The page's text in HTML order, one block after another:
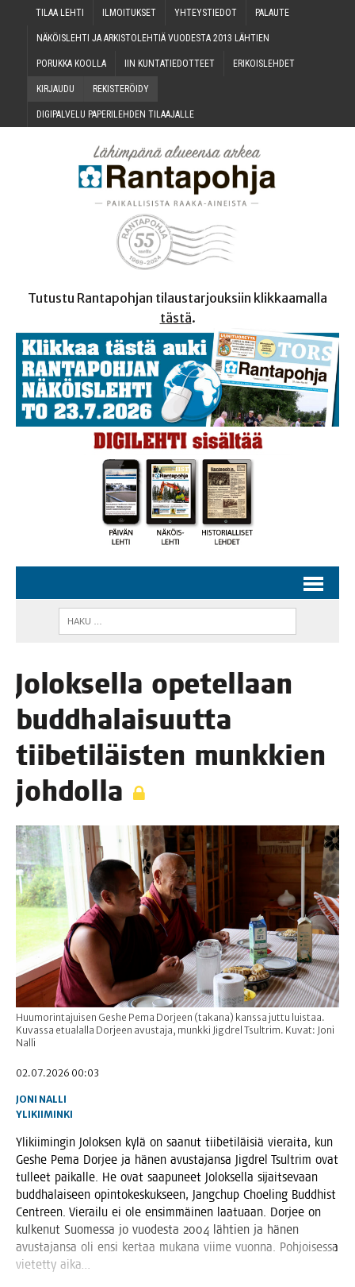
TILAA LEH­TI ILMOI­TUK­SET YHTEYS­TIE­DOT PALAU­TE
NÄKÖIS­LEH­TI JA ARKIS­TO­LEH­TIÄ VUO­DES­TA 2013 LÄHTIEN
PORUK­KA KOOLLA IIN KUN­TA­TIE­DOT­TEET ERI­KOIS­LEH­DET
KIR­JAU­DU REKIS­TE­RÖI­DY
DIGI­PAL­VE­LU PAPE­RI­LEH­DEN TILAAJALLE
Tutustu Rantapohjan tilaustarjouksiin klikkaamalla
tästä.
Jolok­sel­la ope­tel­laan
budd­ha­lai­suut­ta
tii­be­ti­läis­ten munk­kien
johdolla
Huumorintajuisen Geshe Pema Dorjeen (takana) kanssa juttu luistaa.
Kuvassa etualalla Dorjeen avustaja, munkki Jigdrel Tsultrim. Kuvat: Joni
Nalli
02.07.2026 00:03
JONI NALLI
YLIKIIMINKI
Yli­kii­min­gin Jolok­sen kylä on saa­nut tii­be­ti­läi­siä vie­rai­ta, kun
Ges­he Pema Dor­jee ja hänen avus­ta­jan­sa Jigdrel Tsult­rim ovat
tul­leet pai­kal­le. He ovat saa­pu­neet Jolok­sel­la sijait­se­vaan
budd­ha­lai­seen opin­to­kes­kuk­seen, Jangc­hup Choe­ling Budd­hist
Cent­reen. Vie­rai­lu ei ole ensim­mäi­nen laa­tu­aan. Dor­jee on
kul­ke­nut Suo­mes­sa jo vuo­des­ta 2004 läh­tien ja hänen
avus­ta­jan­sa oli ensi ker­taa muka­na vii­me vuon­na. Poh­joi­ses­sa
vie­tet­ty aika…